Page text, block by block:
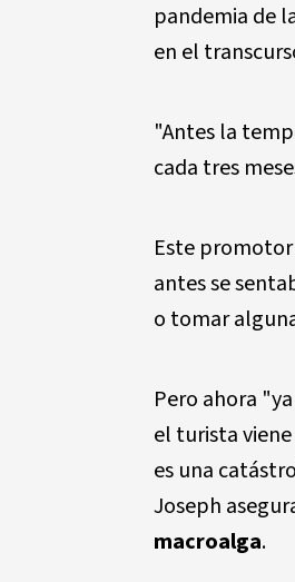
pandemia de
en el
"Antes la
cada tres
Este
antes se
o tomar
Pero ahora
el turista
es una
Joseph
macroalga.